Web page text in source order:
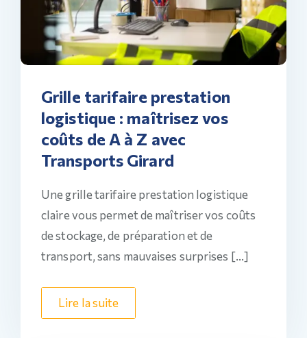
Grille tarifaire prestation
logistique : maîtrisez vos
coûts de A à Z avec
Transports Girard
Une grille tarifaire prestation logistique
claire vous permet de maîtriser vos coûts
de stockage, de préparation et de
transport, sans mauvaises surprises […]
Lire la suite